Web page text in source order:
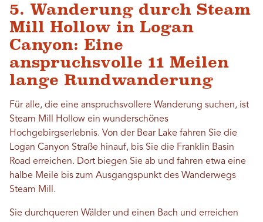
5. Wanderung durch Steam
Mill Hollow in Logan
Canyon: Eine
anspruchsvolle 11 Meilen
lange Rundwanderung
Für alle, die eine anspruchsvollere Wanderung suchen, ist
Steam Mill Hollow ein wunderschönes
Hochgebirgserlebnis. Von der Bear Lake fahren Sie die
Logan Canyon Straße hinauf, bis Sie die Franklin Basin
Road erreichen. Dort biegen Sie ab und fahren etwa eine
halbe Meile bis zum Ausgangspunkt des Wanderwegs
Steam Mill.
Sie durchqueren Wälder und einen Bach und erreichen